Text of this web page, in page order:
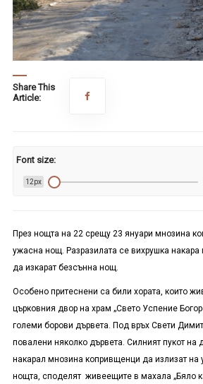
Share This
Article:
Font size:
12px
През нощта на 22 срещу 23 януари мнозина
ужасна нощ. Разразилата се вихрушка накара
да изкарат безсънна нощ.
Особено притеснени са били хората, които
църковния двор на храм „Свето Успение
големи борови дървета. Под връх Свети
повалени няколко дървета. Силният пукот на
накарал мнозина копривщенци да излизат на
нощта, споделят живеещите в махала „Бяло